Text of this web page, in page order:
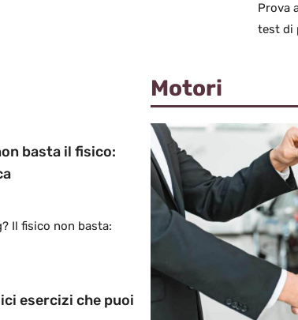
Prova
test di
basta il fisico:
Il fisico non basta:
esercizi che puoi
Motori